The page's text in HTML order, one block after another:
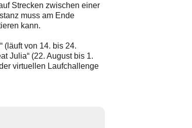
Strecken zwischen einer
muss am Ende
kann.
(läuft von 14. bis 24.
Julia“ (22. August bis 1.
virtuellen Laufchallenge